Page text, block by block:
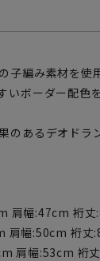
子編み素材を使
いボーダー配色
のあるデオドラ
肩幅:47cm 裄丈
肩幅:50cm 裄丈
肩幅:53cm 裄